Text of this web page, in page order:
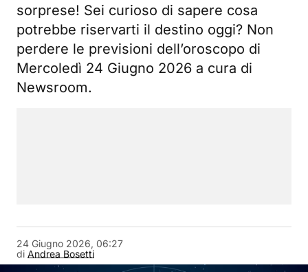
sorprese! Sei curioso di sapere cosa
potrebbe riservarti il destino oggi? Non
perdere le previsioni dell’oroscopo di
Mercoledì 24 Giugno 2026 a cura di
Newsroom.
di Andrea Bosetti
24 Giugno 2026, 06:27